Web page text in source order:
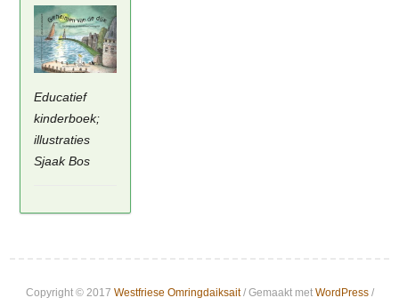
Educatief
kinderboek;
illustraties
Sjaak Bos
Copyright © 2017 Westfriese Omringdaiksait/ Gemaakt met WordPress/